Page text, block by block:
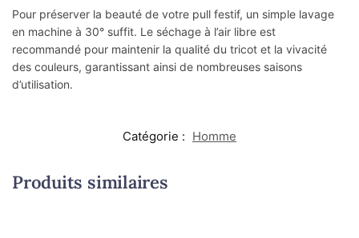
Pour préserver la beauté de votre pull festif, un simple lavage
en machine à 30° suffit. Le séchage à l’air libre est
recommandé pour maintenir la qualité du tricot et la vivacité
des couleurs, garantissant ainsi de nombreuses saisons
d’utilisation.
Catégorie : Homme
Produits similaires